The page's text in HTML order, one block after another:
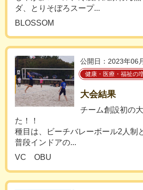
ダ、とりそぼろスープ...
BLOSSOM
公開日：2023年06
健康・医療・福祉の
大会結果
チーム創設初の
た！！
種目は、ビーチバレーボール2人制
普段インドアの...
VC OBU